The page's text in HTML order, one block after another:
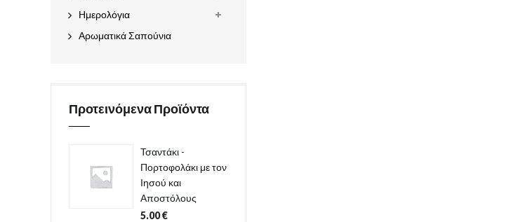
Ημερολόγια
Αρωματικά Σαπούνια
Προτεινόμενα Προϊόντα
Τσαντάκι -
Πορτοφολάκι με τον
Ιησού και
Αποστόλους
5.00€